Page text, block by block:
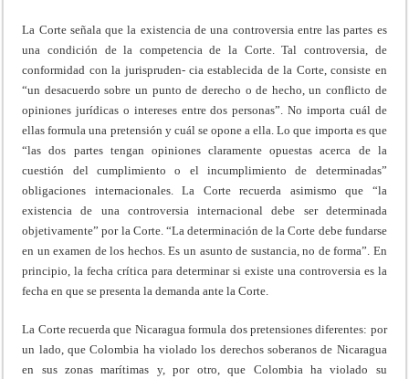
La Corte señala que la existencia de una controversia entre las partes es
una condición de la competencia de la Corte. Tal controversia, de
conformidad con la jurispruden- cia establecida de la Corte, consiste en
“un desacuerdo sobre un punto de derecho o de hecho, un conflicto de
opiniones jurídicas o intereses entre dos personas”. No importa cuál de
ellas formula una pretensión y cuál se opone a ella. Lo que importa es que
“las dos partes tengan opiniones claramente opuestas acerca de la
cuestión del cumplimiento o el incumplimiento de determinadas”
obligaciones internacionales. La Corte recuerda asimismo que “la
existencia de una controversia internacional debe ser determinada
objetivamente” por la Corte. “La determinación de la Corte debe fundarse
en un examen de los hechos. Es un asunto de sustancia, no de forma”. En
principio, la fecha crítica para determinar si existe una controversia es la
fecha en que se presenta la demanda ante la Corte.
La Corte recuerda que Nicaragua formula dos pretensiones diferentes: por
un lado, que Colombia ha violado los derechos soberanos de Nicaragua
en sus zonas marítimas y, por otro, que Colombia ha violado su